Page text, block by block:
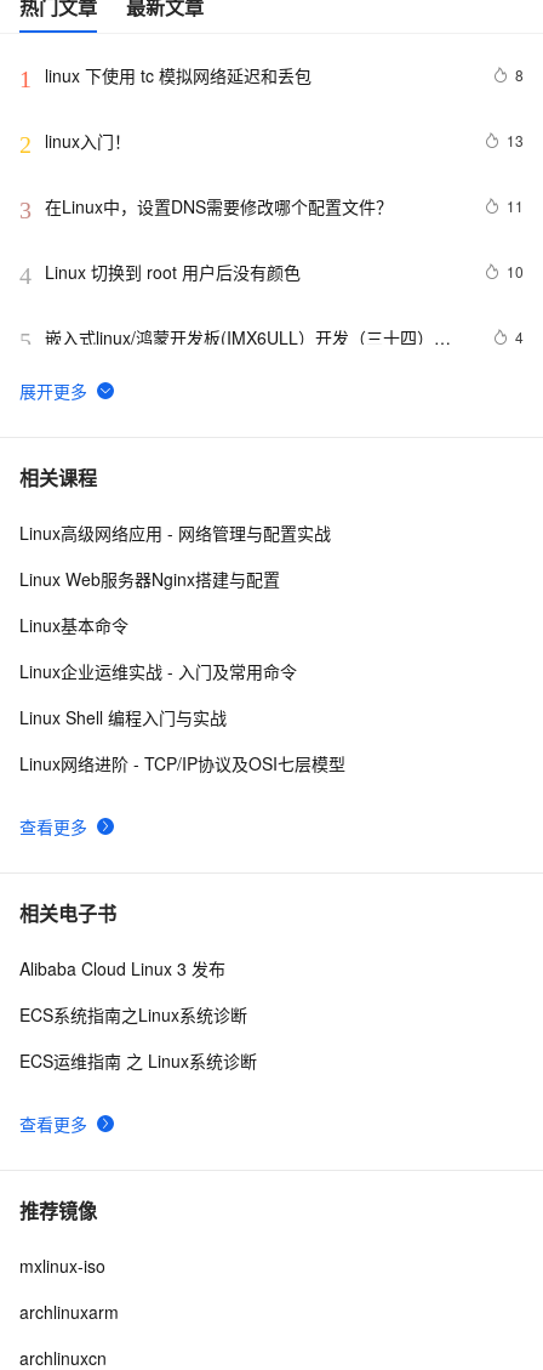
热门文章 最新文章
1 linux 下使用 tc 模拟网络延迟和丢包 8
2 linux入门！ 13
3 在Linux中，设置DNS需要修改哪个配置文件？ 11
4 Linux 切换到 root 用户后没有颜色 10
5 嵌入式linux/鸿蒙开发板(IMX6ULL）开发（三十四）
4
6 Linux系统中密码为空的用户
7 使用Mono管理Coyote Linux
8 linux DHCP
10 FFmpeg开发笔记（五十九）Linux编译ijkplayer的
相关课程
查看更多
Linux高级网络应用 - 网络管理与配置实战
Linux Web服务器Nginx搭建与配置
Linux基本命令
Linux企业运维实战 - 入门及常用命令
Linux Shell 编程入门与实战
Linux网络进阶 - TCP/IP协议及OSI七层模型
相关电子书
查看更多
Alibaba Cloud Linux 3 发布
ECS系统指南之Linux系统诊断
ECS运维指南 之 Linux系统诊断
推荐镜像
mxlinux-iso
archlinuxarm
archlinuxcn